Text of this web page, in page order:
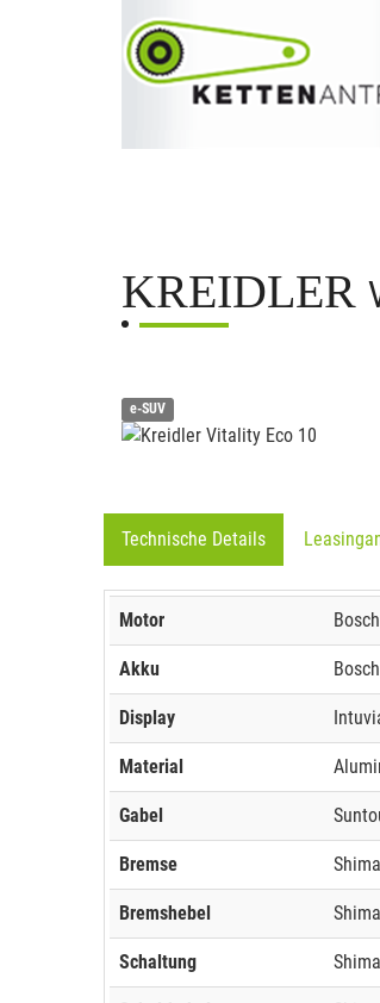
KREIDLER
e-SUV
Technische Details
Motor
Akku
Display
Material
Gabel
Bremse
Bremshebel
Schaltung